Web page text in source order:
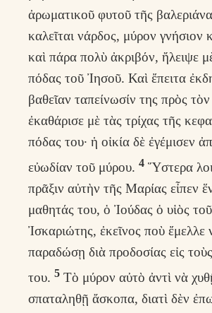
ἀρωματικοῦ φυτοῦ τῆς
καλεῖται νάρδος, μύρον γνήσιον
καὶ πάρα πολὺ ἀκριβόν, ἤλειψε
πόδας τοῦ Ἰησοῦ. Καὶ ἔπειτα
βαθεῖαν ταπείνωσίν της πρὸς
ἐκαθάρισε μὲ τὰς τρίχας τῆς
πόδας του· ἡ οἰκία δὲ ἐγέμισεν
εὐωδίαν τοῦ μύρου. 4 Ὕστερα
πρᾶξιν αὐτὴν τῆς Μαρίας εἶπεν
μαθητάς του, ὁ Ἰούδας ὁ υἱὸς
Ἰσκαριώτης, ἐκεῖνος ποὺ ἔμελλε
παραδώσῃ διὰ προδοσίας εἰς
του. 5 Τὸ μύρον αὐτὸ ἀντὶ νὰ
σπαταληθῇ ἄσκοπα, διατὶ δὲν